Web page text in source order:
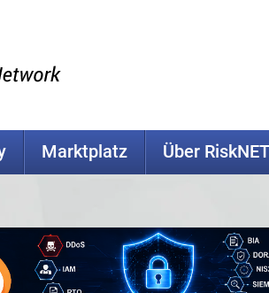
Marktplatz Über RiskNET